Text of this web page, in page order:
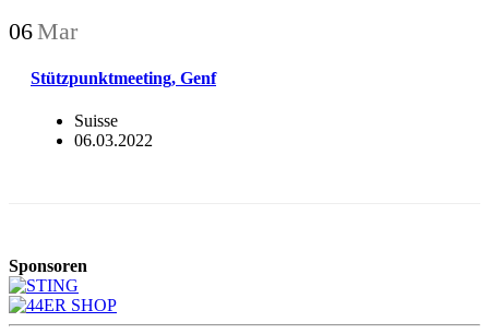
06Mar
Stützpunktmeeting, Genf
Suisse
06.03.2022
Sponsoren